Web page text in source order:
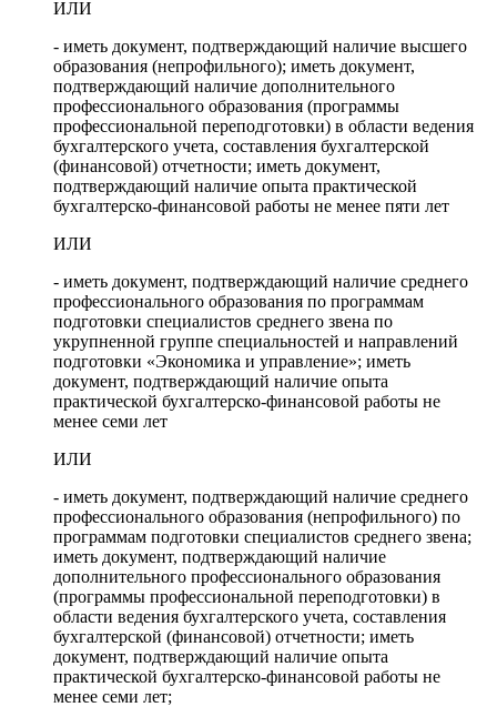
ИЛИ
- иметь документ, подтверждающий наличие высшего
образования (непрофильного); иметь документ,
подтверждающий наличие дополнительного
профессионального образования (программы
профессиональной переподготовки) в области ведения
бухгалтерского учета, составления бухгалтерской
(финансовой) отчетности; иметь документ,
подтверждающий наличие опыта практической
бухгалтерско-финансовой работы не менее пяти лет
ИЛИ
- иметь документ, подтверждающий наличие среднего
профессионального образования по программам
подготовки специалистов среднего звена по
укрупненной группе специальностей и направлений
подготовки «Экономика и управление»; иметь
документ, подтверждающий наличие опыта
практической бухгалтерско-финансовой работы не
менее семи лет
ИЛИ
- иметь документ, подтверждающий наличие среднего
профессионального образования (непрофильного) по
программам подготовки специалистов среднего звена;
иметь документ, подтверждающий наличие
дополнительного профессионального образования
(программы профессиональной переподготовки) в
области ведения бухгалтерского учета, составления
бухгалтерской (финансовой) отчетности; иметь
документ, подтверждающий наличие опыта
практической бухгалтерско-финансовой работы не
менее семи лет;